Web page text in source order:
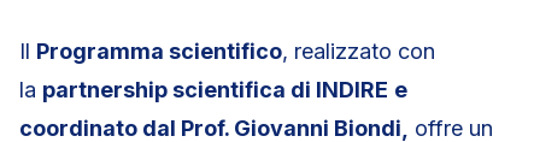
Il Programma scientifico, realizzato con
la partnership scientifica di INDIRE e
coordinato dal Prof. Giovanni Biondi,
offre un